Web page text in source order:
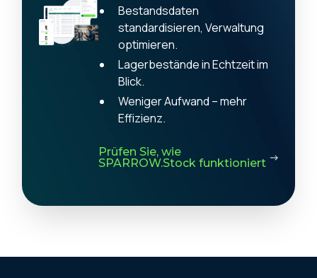
Bestandsdaten
standardisieren, Verwaltung
optimieren.
Lagerbestände in Echtzeit im
Blick.
Weniger Aufwand – mehr
Effizienz.
Prüfen Sie, wie
SPARROW.Stock funktioniert